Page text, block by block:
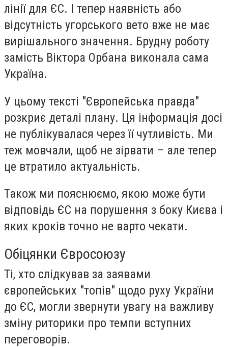
лінії для ЄС. І тепер наявність або
відсутність угорського вето вже не має
вирішального значення. Брудну роботу
замість Віктора Орбана виконала сама
Україна.
У цьому тексті "Європейська правда"
розкриє деталі плану. Ця інформація досі
не публікувалася через її чутливість. Ми
теж мовчали, щоб не зірвати – але тепер
це втратило актуальність.
Також ми пояснюємо, якою може бути
відповідь ЄС на порушення з боку Києва і
яких кроків точно не варто чекати.
Обіцянки Євросоюзу
Ті, хто слідкував за заявами
європейських "топів" щодо руху України
до ЄС, могли звернути увагу на важливу
зміну риторики про темпи вступних
переговорів.